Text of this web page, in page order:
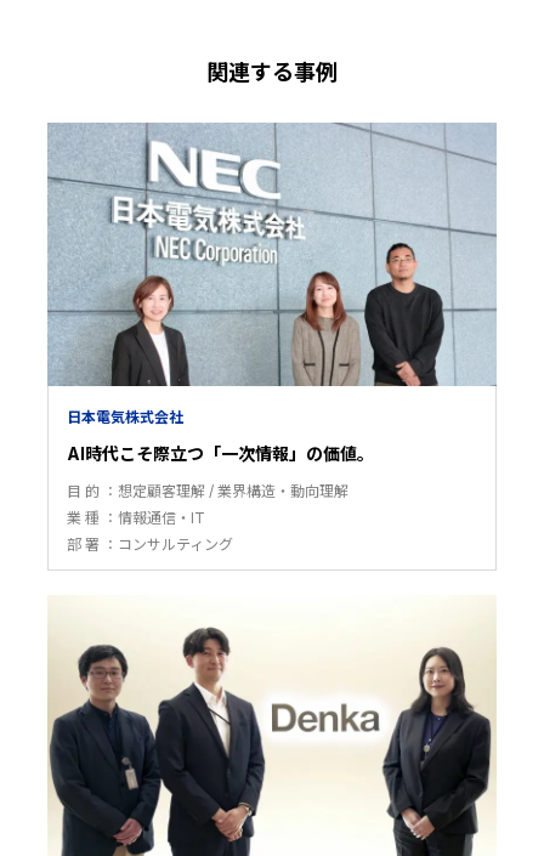
関連する事例
日本電気株式会社
AI時代こそ際立つ「一次情報」の価値。
目 的 想定顧客理解
業界構造・動向理解
業 種
情報通信・IT
部 署
コンサルティング